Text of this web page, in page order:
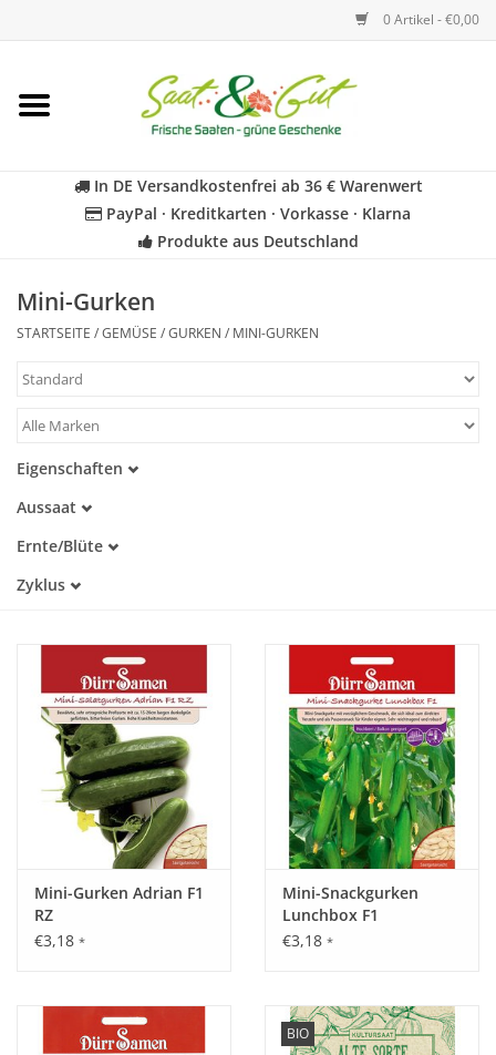
0 Artikel - €0,00
Startseite
Kräuter
Für Kinder
Geschenkideen
Katalog
In DE Versandkostenfrei ab 36 € Warenwert
PayPal · Kreditkarten · Vorkasse · Klarna
Produkte aus Deutschland
Mini-Gurken
STARTSEITE /GEMÜSE /GURKEN / MINI-GURKEN
Eigenschaften
Alte Sorte
Trockenheitstolerant
Dunkelkeimer
Aussaat
Mai
Ernte/Blüte
August
Zyklus
Mini-Gurken Adrian F1
RZ
€3,18 *
Mini-Snackgurken
Lunchbox F1
€3,18 *
BIO